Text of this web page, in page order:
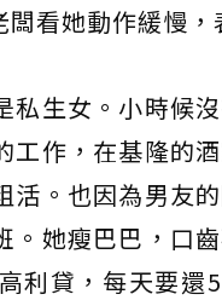
看她動作緩慢
生女。小時候
作，在基隆的
。也因為男友
她瘦巴巴，口
利貸，每天要